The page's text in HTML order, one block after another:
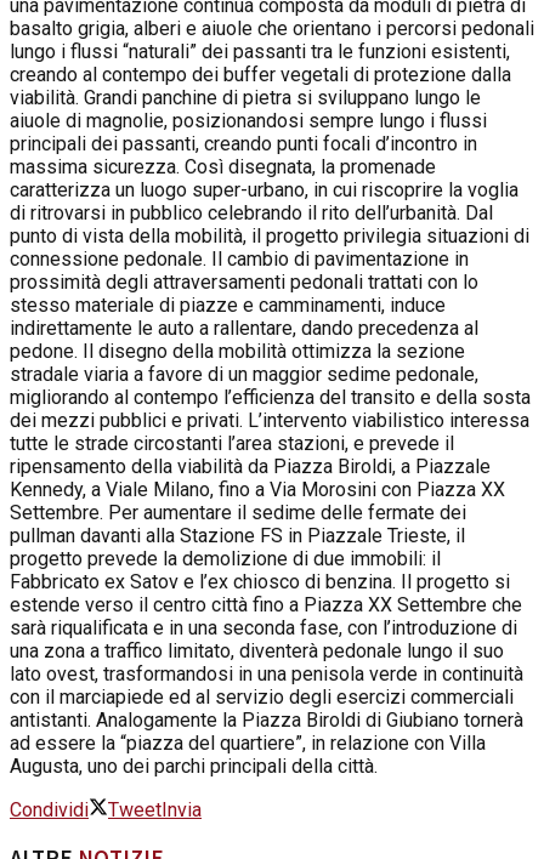
una pavimentazione continua composta da moduli di pietra di
basalto grigia, alberi e aiuole che orientano i percorsi pedonali
lungo i flussi “naturali” dei passanti tra le funzioni esistenti,
creando al contempo dei buffer vegetali di protezione dalla
viabilità. Grandi panchine di pietra si sviluppano lungo le
aiuole di magnolie, posizionandosi sempre lungo i flussi
principali dei passanti, creando punti focali d’incontro in
massima sicurezza. Così disegnata, la promenade
caratterizza un luogo super-urbano, in cui riscoprire la voglia
di ritrovarsi in pubblico celebrando il rito dell’urbanità. Dal
punto di vista della mobilità, il progetto privilegia situazioni di
connessione pedonale. Il cambio di pavimentazione in
prossimità degli attraversamenti pedonali trattati con lo
stesso materiale di piazze e camminamenti, induce
indirettamente le auto a rallentare, dando precedenza al
pedone. Il disegno della mobilità ottimizza la sezione
stradale viaria a favore di un maggior sedime pedonale,
migliorando al contempo l’efficienza del transito e della sosta
dei mezzi pubblici e privati. L’intervento viabilistico interessa
tutte le strade circostanti l’area stazioni, e prevede il
ripensamento della viabilità da Piazza Biroldi, a Piazzale
Kennedy, a Viale Milano, fino a Via Morosini con Piazza XX
Settembre. Per aumentare il sedime delle fermate dei
pullman davanti alla Stazione FS in Piazzale Trieste, il
progetto prevede la demolizione di due immobili: il
Fabbricato ex Satov e l’ex chiosco di benzina. Il progetto si
estende verso il centro città fino a Piazza XX Settembre che
sarà riqualificata e in una seconda fase, con l’introduzione di
una zona a traffico limitato, diventerà pedonale lungo il suo
lato ovest, trasformandosi in una penisola verde in continuità
con il marciapiede ed al servizio degli esercizi commerciali
antistanti. Analogamente la Piazza Biroldi di Giubiano tornerà
ad essere la “piazza del quartiere”, in relazione con Villa
Augusta, uno dei parchi principali della città.
Condividi
Tweet Invia